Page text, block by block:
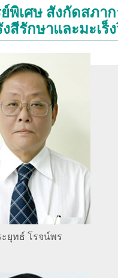
าควิชา
ของภาควิชา
ชา/ฝ่ายรังสีวิทยา
บริการวิชาการ
ณภาพ QA และ HA
ายภาพ
วิชา/ฝ่ายรังสีวิทยา
นิจฉัย
ละมะเร็งวิทยา
นิวเคลียร์
นต่อยอด
การศึกษา
สนับสนุน
ผลงานหนังสือ
ความรู้สำหรับประชาชน
พิเศษ สังกัดสภา
สีรักษาและมะเร็
ยุทธ์ โรจน์พร